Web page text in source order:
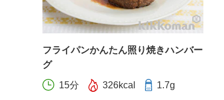
フライパンかんたん照り焼きハンバー
グ
15分 326kcal 1.7g